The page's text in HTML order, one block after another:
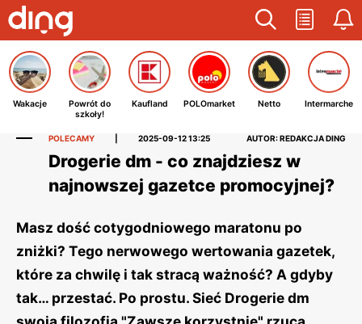
Wakacje
Powrót do
szkoły!
Kaufland POLOmarket Netto Intermarche
POLECAMY 2025-09-12 13:25 AUTOR: REDAKCJA DING
Drogerie dm - co znajdziesz w
najnowszej gazetce promocyjnej?
Masz dość cotygodniowego maratonu po
zniżki? Tego nerwowego wertowania gazetek,
które za chwilę i tak stracą ważność? A gdyby
tak… przestać. Po prostu. Sieć Drogerie dm